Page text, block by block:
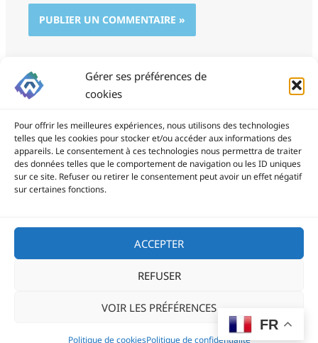
Gérer ses préférences de
cookies
Pour offrir les meilleures expériences, nous utilisons des technologies
telles que les cookies pour stocker et/ou accéder aux informations des
appareils. Le consentement à ces technologies nous permettra de traiter
des données telles que le comportement de navigation ou les ID uniques
sur ce site. Refuser ou retirer le consentement peut avoir un effet négatif
sur certaines fonctions.
ACCEPTER
REFUSER
VOIR LES PRÉFÉRENCES
Politique de cookiesPolitique de confidentialité
ProSite - 06 85 94 34 21
prositegestion@gmail.com
Copyright © 2026
Politique de cookies (UE)
FR